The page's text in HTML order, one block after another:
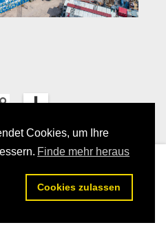
Cookies, um Ihre
Finde mehr heraus
Cookies zulassen03